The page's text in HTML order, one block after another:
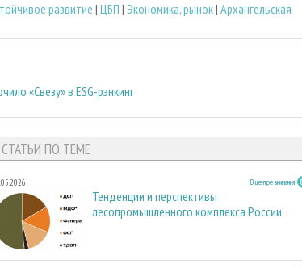
развитие | ЦБП | Экономика, рынок| Архангельская
«Свезу» в ESG-рэнкинг
СТАТЬИ ПО ТЕМЕ
В центре внимания
Тенденции и перспективы
лесопромышленного комплекса России